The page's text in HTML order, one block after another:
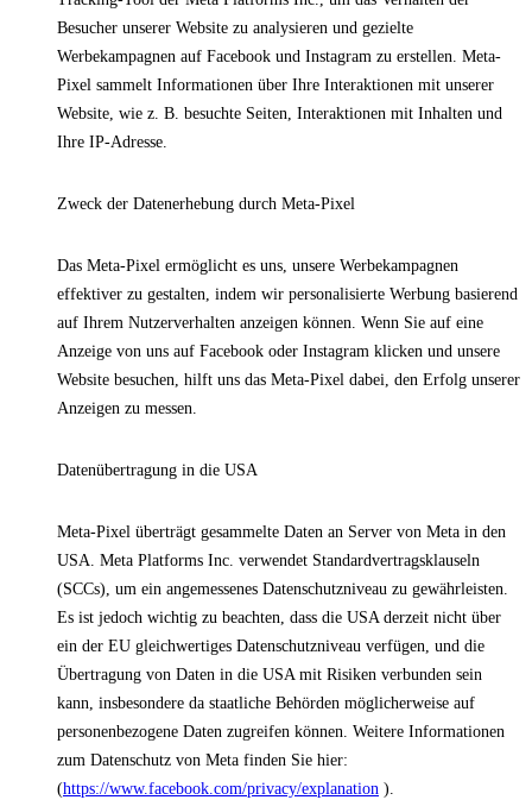
Besucher unserer Website zu analysieren und gezielte
Werbekampagnen auf Facebook und Instagram zu erstellen. Meta-
Pixel sammelt Informationen über Ihre Interaktionen mit unserer
Website, wie z. B. besuchte Seiten, Interaktionen mit Inhalten und
Ihre IP-Adresse.
Zweck der Datenerhebung durch Meta-Pixel
Das Meta-Pixel ermöglicht es uns, unsere Werbekampagnen
effektiver zu gestalten, indem wir personalisierte Werbung basierend
auf Ihrem Nutzerverhalten anzeigen können. Wenn Sie auf eine
Anzeige von uns auf Facebook oder Instagram klicken und unsere
Website besuchen, hilft uns das Meta-Pixel dabei, den Erfolg unserer
Anzeigen zu messen.
Datenübertragung in die USA
Meta-Pixel überträgt gesammelte Daten an Server von Meta in den
USA. Meta Platforms Inc. verwendet Standardvertragsklauseln
(SCCs), um ein angemessenes Datenschutzniveau zu gewährleisten.
Es ist jedoch wichtig zu beachten, dass die USA derzeit nicht über
ein der EU gleichwertiges Datenschutzniveau verfügen, und die
Übertragung von Daten in die USA mit Risiken verbunden sein
kann, insbesondere da staatliche Behörden möglicherweise auf
personenbezogene Daten zugreifen können. Weitere Informationen
zum Datenschutz von Meta finden Sie hier:
(https://www.facebook.com/privacy/explanation ).